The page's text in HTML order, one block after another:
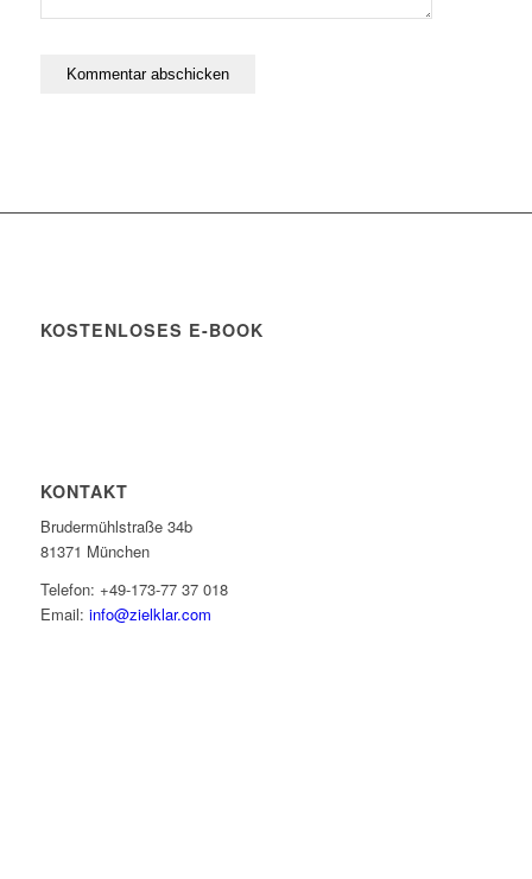
KOSTENLOSES E-BOOK
KONTAKT
Brudermühlstraße 34b
81371 München
Telefon: +49-173-77 37 018
Email: info@zielklar.com